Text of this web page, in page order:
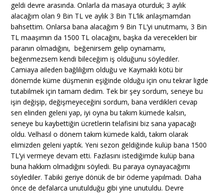
geldi devre arasında. Onlarla da masaya oturduk; 3 aylık
alacağım olan 9 Bin TL ve aylık 3 Bin TL’lik anlaşmamdan
bahsettim. Onlarsa bana alacağım 9 Bin TL’yi unutmamı, 3 Bin
TL maaşımın da 1500 TL olacağını, başka da verecekleri bir
paranın olmadığını, beğenirsem gelip oynamamı,
beğenmezsem kendi bileceğim iş olduğunu söylediler.
Camiaya aileden bağlılığım olduğu ve Kaymaklı kötü bir
dönemde küme düşmenin eşiğinde olduğu için onu tekrar ligde
tutabilmek için tamam dedim. Tek bir şey sordum, seneye bu
işin değişip, değişmeyeceğini sordum, bana verdikleri cevap
sen elinden geleni yap, iyi oyna bu takım kümede kalsın,
seneye bu kaybettiğin ücretlerin telafisini biz sana yapacağı
oldu. Velhasıl o dönem takım kümede kaldı, takım olarak
elimizden geleni yaptık. Yeni sezon geldiğinde kulüp bana 1500
TL’yi vermeye devam etti. Fazlasını istediğimde kulüp bana
buna hakkım olmadığını söyledi. Bu paraya oynayacağımı
söylediler. Tabiki geriye dönük de bir ödeme yapılmadı. Daha
önce de defalarca unutulduğu gibi yine unutuldu. Devre